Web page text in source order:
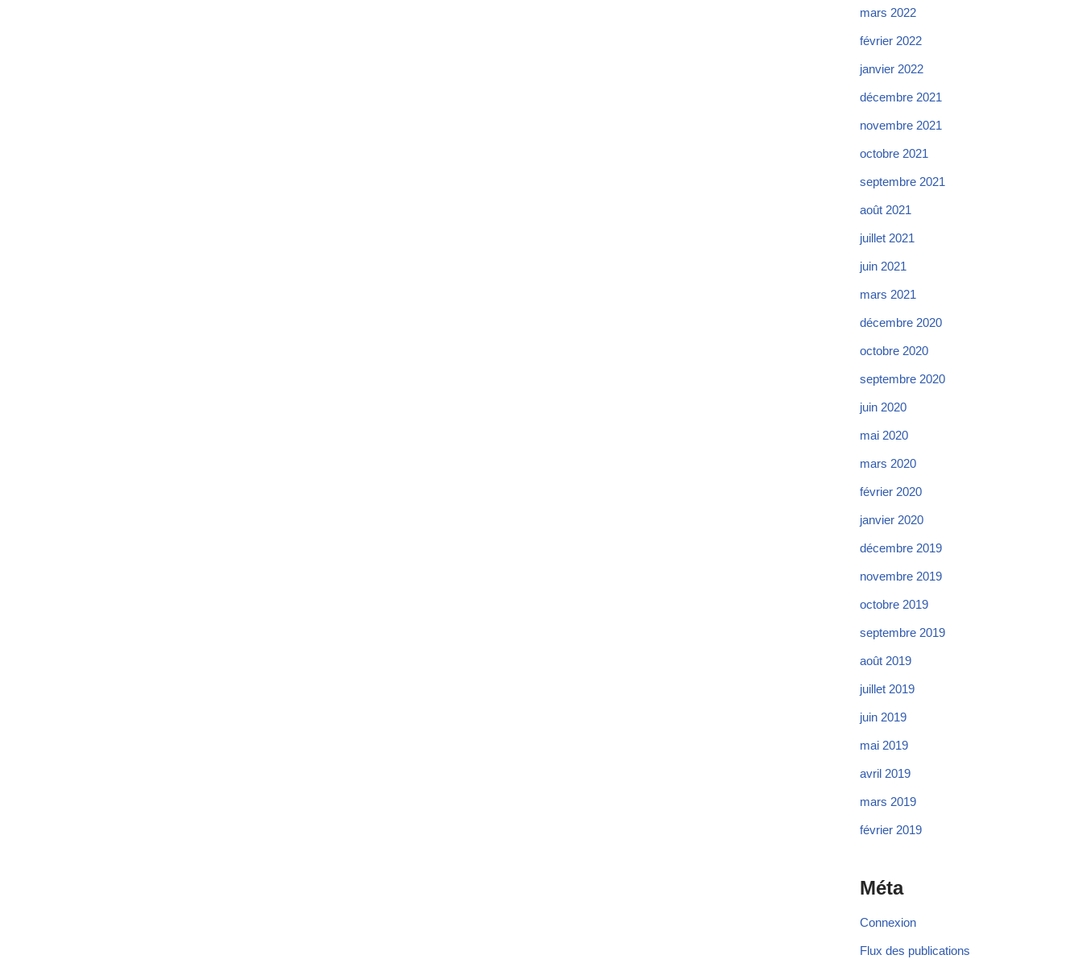
mars 2022
février 2022
janvier 2022
décembre 2021
novembre 2021
octobre 2021
septembre 2021
août 2021
juillet 2021
juin 2021
mars 2021
décembre 2020
octobre 2020
septembre 2020
juin 2020
mai 2020
mars 2020
février 2020
janvier 2020
décembre 2019
novembre 2019
octobre 2019
septembre 2019
août 2019
juillet 2019
juin 2019
mai 2019
avril 2019
mars 2019
février 2019
Méta
Connexion
Flux des publications